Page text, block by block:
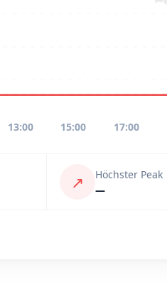
13:00 15:00 17:00
↗
Höchster Peak
—